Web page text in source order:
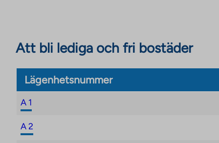
Att bli lediga och fri bostäder
Lägenhetsnummer
A 1
A 2